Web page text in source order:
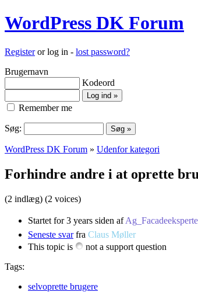
WordPress DK Forum
Registeror log in - lost password?
Brugernavn
Kodeord
Remember me
Søg:
WordPress DK Forum » Udenfor kategori
Forhindre andre i at oprette
(2 indlæg) (2 voices)
Startet for 3 years siden af
Seneste svarfra Claus Møller
This topic is
not a support question
Tags:
selvoprette brugere